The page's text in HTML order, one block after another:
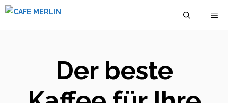
Zum
Der beste